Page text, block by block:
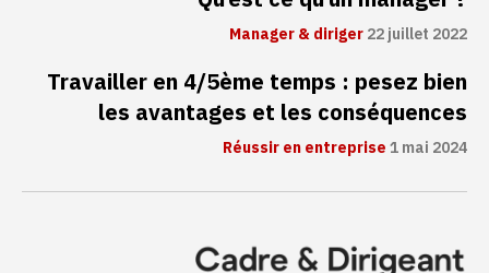
Manager & diriger22 juillet 2022
Travailler en 4/5ème temps : pesez bien
les avantages et les conséquences
Réussir en entreprise1 mai 2024